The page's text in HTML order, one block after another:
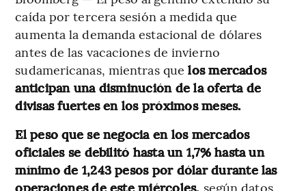
caída por tercera sesión a medida que
aumenta la demanda estacional de dólares
antes de las vacaciones de invierno
sudamericanas, mientras que los mercados
anticipan una disminución de la oferta de
divisas fuertes en los próximos meses.
El peso que se negocia en los mercados
oficiales se debilitó hasta un 1,7% hasta un
mínimo de 1,243 pesos por dólar durante las
operaciones de este miércoles, según datos